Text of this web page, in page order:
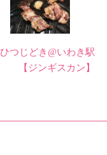
ひつじどき@いわき駅
【ジンギスカン】